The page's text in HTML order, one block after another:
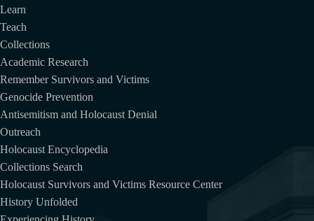
Learn
Teach
Collections
Academic Research
Remember Survivors and Victims
Genocide Prevention
Antisemitism and Holocaust Denial
Outreach
Holocaust Encyclopedia
Collections Search
Holocaust Survivors and Victims Resource Center
History Unfolded